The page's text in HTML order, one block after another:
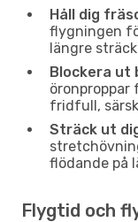
Håll dig
flygningen
längre
Blockera ut
fridfull,
Sträck ut
flödande på
Flygtid och